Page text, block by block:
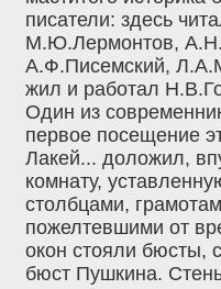
писатели: здесь
М.Ю.Лермонтов,
А.Ф.Писемский,
жил и работал
Один из
первое посещение
Лакей... доложил,
комнату,
столбцами,
пожелтевшими от
окон стояли бюсты,
бюст Пушкина.